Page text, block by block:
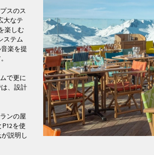
AND EVENTS
スのス
大なテ
楽しむ
ステム
楽を提
で更に
、設計
ンの屋
を使
説明し